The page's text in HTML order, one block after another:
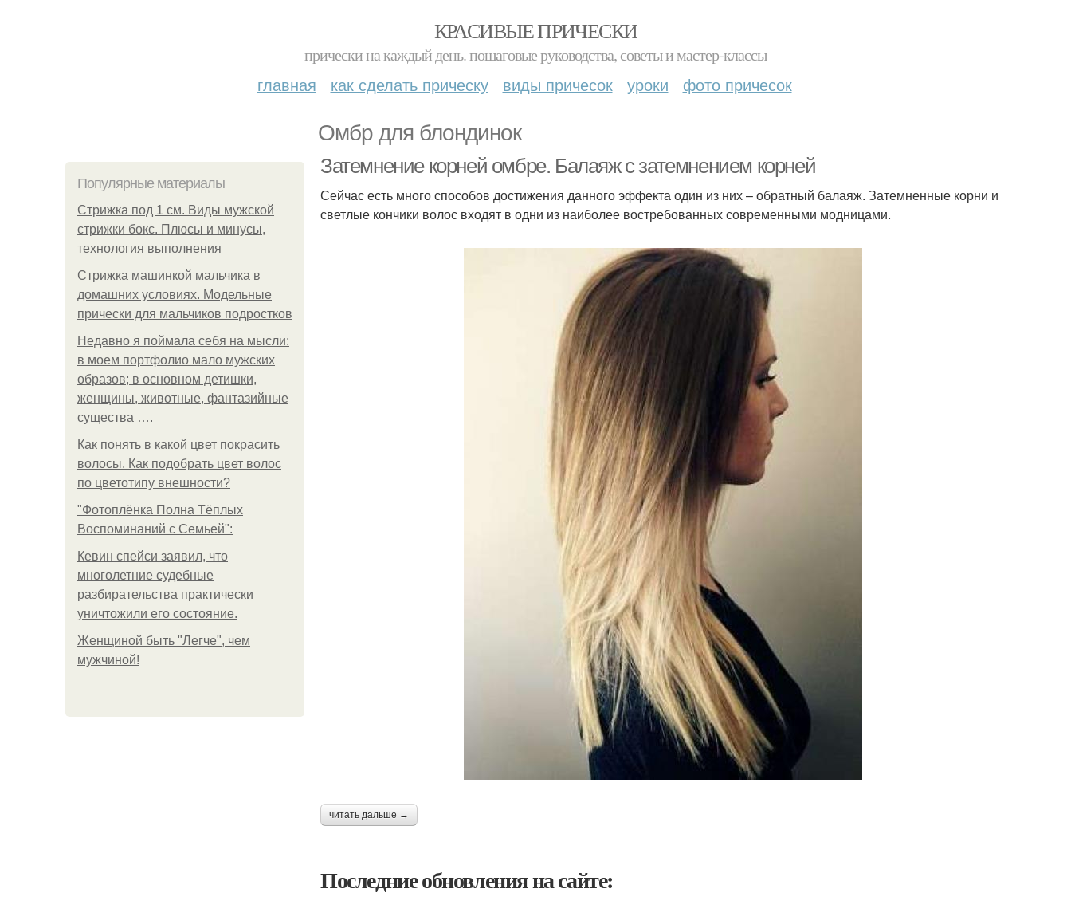
КРАСИВЫЕ ПРИЧЕСКИ
прически на каждый день. пошаговые руководства, советы и мастер-классы
главная как сделать прическу виды причесок уроки фото причесок
Омбр для блондинок
Популярные материалы
Стрижка под 1 см. Виды мужской
стрижки бокс. Плюсы и минусы,
технология выполнения
Стрижка машинкой мальчика в
домашних условиях. Модельные
прически для мальчиков подростков
Недавно я поймала себя на мысли:
в моем портфолио мало мужских
образов; в основном детишки,
женщины, животные, фантазийные
существа ….
Как понять в какой цвет покрасить
волосы. Как подобрать цвет волос
по цветотипу внешности?
"Фотоплёнка Полна Тёплых
Воспоминаний с Семьей":
Кевин спейси заявил, что
многолетние судебные
разбирательства практически
уничтожили его состояние.
Женщиной быть "Легче", чем
мужчиной!
Затемнение корней омбре. Балаяж с затемнением корней
Сейчас есть много способов достижения данного эффекта один из них – обратный балаяж. Затемненные корни и
светлые кончики волос входят в одни из наиболее востребованных современными модницами.
читать дальше →
Последние обновления на сайте: